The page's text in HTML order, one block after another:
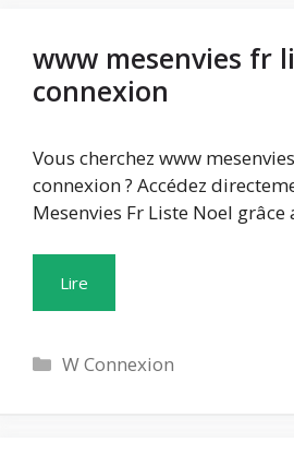
www mesenvies fr
connexion
Vous cherchez www
connexion ? Accédez
Mesenvies Fr Liste Noel
Lire
Catégories
W Connexion